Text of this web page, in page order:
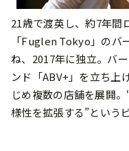
21歳で渡英し、約7年間
「Fuglen Tokyo」のバ
ね、2017年に独⽴。バ
ンド「ABV+」を⽴ち
じめ複数の店舗を展開
様性を拡張する”という